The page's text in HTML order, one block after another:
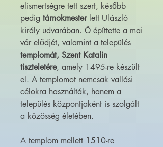
elismertségre tett szert, később
pedig tárnokmesterlett Ulászló
király udvarában. Ő építtette a mai
vár elődjét, valamint a település
templomát, Szent Katalin
tiszteletére, amely 1495-re készült
el. A templomot nemcsak vallási
célokra használták, hanem a
település központjaként is szolgált
a közösség életében.
A templom mellett 1510-re